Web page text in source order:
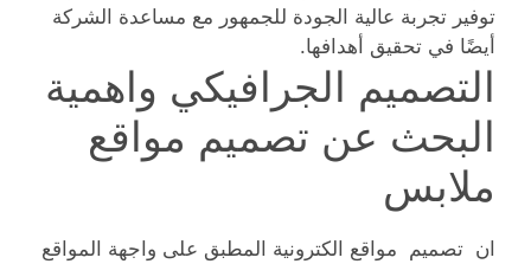
توفير تجربة عالية الجودة للجمهور مع مساعدة الشركة
أيضًا في تحقيق أهدافها.
التصميم الجرافيكي واهمية
البحث عن تصميم مواقع
ملابس
ان تصميم مواقع الكترونية المطبق على واجهة المواقع